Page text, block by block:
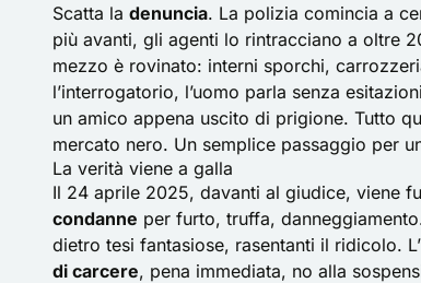
Scatta la denuncia. La polizia comincia a
più avanti, gli agenti lo rintracciano a oltre
mezzo è rovinato: interni sporchi,
l’interrogatorio, l’uomo parla senza
un amico appena uscito di prigione. Tutto
mercato nero. Un semplice passaggio per
La verità viene a galla
Il 24 aprile 2025, davanti al giudice, viene
condanne per furto, truffa,
dietro tesi fantasiose, rasentanti il ridicolo.
di carcere, pena immediata, no alla